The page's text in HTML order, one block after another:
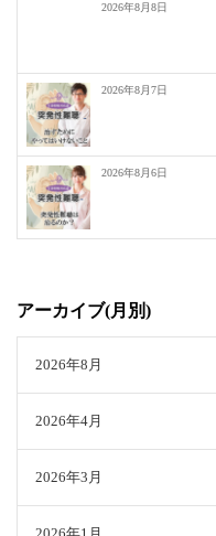
2026年8月8日
2026年8月7日
2026年8月6日
アーカイブ(月別)
2026年8月
2026年4月
2026年3月